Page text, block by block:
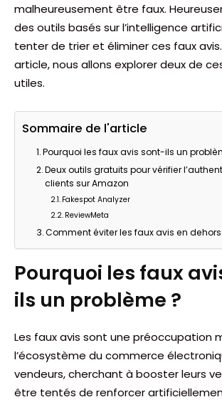
malheureusement être faux.
des outils basés sur l’intelligence
tenter de trier et éliminer ces faux
article, nous allons explorer deux de
utiles.
Sommaire de l'article
Pourquoi les faux avis sont-ils un
Deux outils gratuits pour vérifier
clients sur Amazon
Fakespot Analyzer
ReviewMeta
Comment éviter les faux avis en
Pourquoi les faux
ils un problème ?
Les faux avis sont une préoccupation
l’écosystème du commerce
vendeurs, cherchant à booster leurs
être tentés de renforcer